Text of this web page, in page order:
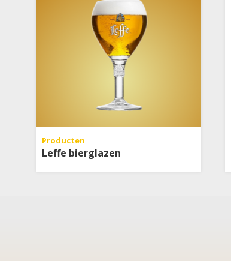
Producten
Leffe bierglazen